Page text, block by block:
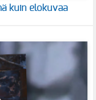
kuin elokuvaa